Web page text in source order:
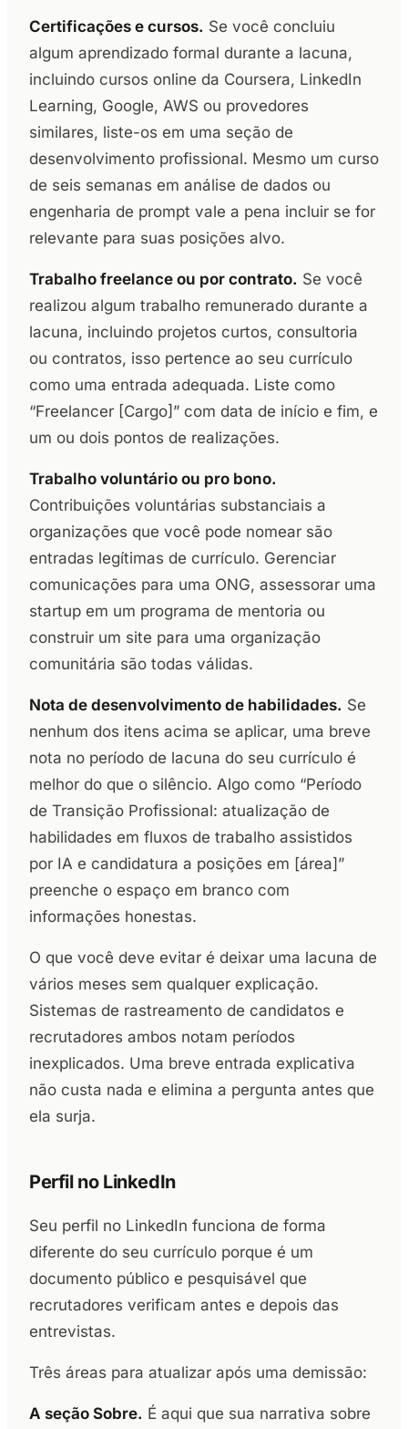
Certificações e cursos. Se você concluiu
algum aprendizado formal durante a lacuna,
incluindo cursos online da Coursera, LinkedIn
Learning, Google, AWS ou provedores
similares, liste-os em uma seção de
desenvolvimento profissional. Mesmo um curso
de seis semanas em análise de dados ou
engenharia de prompt vale a pena incluir se for
relevante para suas posições alvo.
Trabalho freelance ou por contrato. Se você
realizou algum trabalho remunerado durante a
lacuna, incluindo projetos curtos, consultoria
ou contratos, isso pertence ao seu currículo
como uma entrada adequada. Liste como
“Freelancer [Cargo]” com data de início e fim, e
um ou dois pontos de realizações.
Trabalho voluntário ou pro bono.
Contribuições voluntárias substanciais a
organizações que você pode nomear são
entradas legítimas de currículo. Gerenciar
comunicações para uma ONG, assessorar uma
startup em um programa de mentoria ou
construir um site para uma organização
comunitária são todas válidas.
Nota de desenvolvimento de habilidades. Se
nenhum dos itens acima se aplicar, uma breve
nota no período de lacuna do seu currículo é
melhor do que o silêncio. Algo como “Período
de Transição Profissional: atualização de
habilidades em fluxos de trabalho assistidos
por IA e candidatura a posições em [área]”
preenche o espaço em branco com
informações honestas.
O que você deve evitar é deixar uma lacuna de
vários meses sem qualquer explicação.
Sistemas de rastreamento de candidatos e
recrutadores ambos notam períodos
inexplicados. Uma breve entrada explicativa
não custa nada e elimina a pergunta antes que
ela surja.
Perfil no LinkedIn
Seu perfil no LinkedIn funciona de forma
diferente do seu currículo porque é um
documento público e pesquisável que
recrutadores verificam antes e depois das
entrevistas.
Três áreas para atualizar após uma demissão:
A seção Sobre. É aqui que sua narrativa sobre